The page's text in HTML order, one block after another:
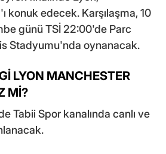
konuk edecek. Karşılaşma, 10
günü TSİ 22:00'de Parc
Stadyumu'nda oynanacak.
LYON MANCHESTER
Mİ?
Tabii Spor kanalında canlı ve